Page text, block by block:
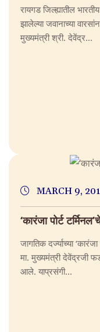
रायगड जिल्ह्यातील
झालेल्या जवानाच्या
मुख्यमंत्री श्री. देवेंद्र...
MARCH 9,
‘कारंजा पोर्ट
जागतिक दर्ज्याच्या
मा. मुख्यमंत्री देवेंद्रजी
आले. याप्रसंगी...